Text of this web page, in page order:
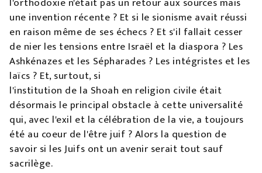
une invention récente ? Et si le sionisme avait réussi
en raison même de ses échecs ? Et s'il fallait cesser
de nier les tensions entre Israël et la diaspora ? Les
Ashkénazes et les Sépharades ? Les intégristes et les
laïcs ? Et, surtout, si
l'institution de la Shoah en religion civile était
désormais le principal obstacle à cette universalité
qui, avec l'exil et la célébration de la vie, a toujours
été au coeur de l'être juif ? Alors la question de
savoir si les Juifs ont un avenir serait tout sauf
sacrilège.